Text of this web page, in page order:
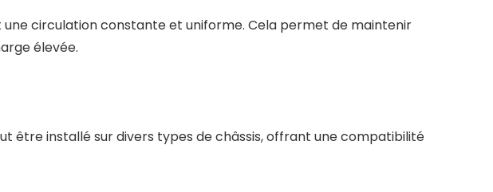
une circulation constante et uniforme. Cela permet de maintenir
élevée.
être installé sur divers types de châssis, offrant une compatibilité